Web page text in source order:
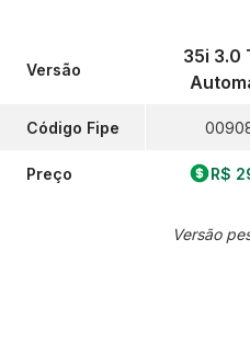
Versão
Código Fipe
Preço
35i 3.0
R$
Versão